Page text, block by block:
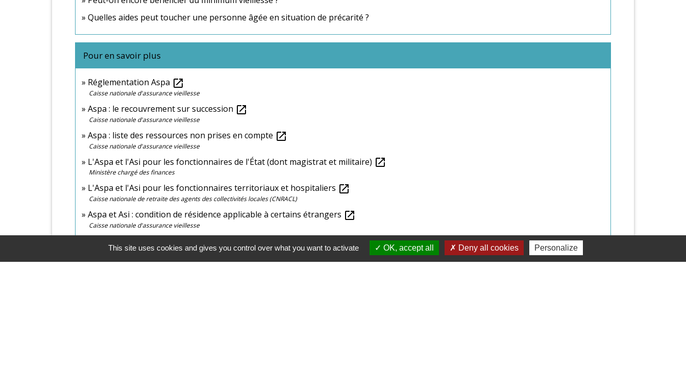
Quelles aides peut toucher une personne âgée en situation de précarité ?
Pour en savoir plus
Réglementation Aspa open_in_new
Caisse nationale d'assurance vieillesse
Aspa : le recouvrement sur succession open_in_new
Caisse nationale d'assurance vieillesse
Aspa : liste des ressources non prises en compte open_in_new
Caisse nationale d'assurance vieillesse
L'Aspa et l'Asi pour les fonctionnaires de l'État (dont magistrat et militaire) open_in_new
Ministère chargé des finances
L'Aspa et l'Asi pour les fonctionnaires territoriaux et hospitaliers open_in_new
Caisse nationale de retraite des agents des collectivités locales (CNRACL)
Aspa et Asi : condition de résidence applicable à certains étrangers open_in_new
Caisse nationale d'assurance vieillesse
Signaler une erreur sur cette page
This site uses cookies and gives you control over what you want to activate OK, accept all Deny all cookies Personalize